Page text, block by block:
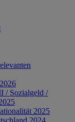
/ Sozialgeld /
2025
2024